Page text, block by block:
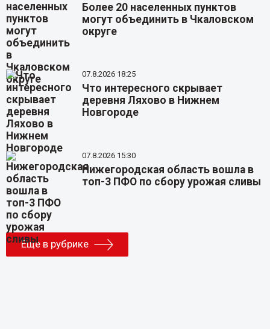
Более 20 населенных пунктов
могут объединить в Чкаловском
округе
07.8.2026 18:25
Что интересного скрывает
деревня Ляхово в Нижнем
Новгороде
07.8.2026 15:30
Нижегородская область вошла в
топ-3 ПФО по сбору урожая сливы
Еще в рубрике